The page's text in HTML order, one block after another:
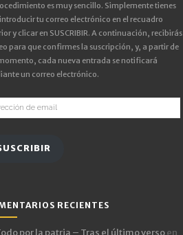
es muy sencillo. Simplemente tienes
tu correo electrónico en el recuadro
y clicar en SUSCRIBIR. A continuación, recibirás
para que confirmes la suscripción, y, a partir de
cada nueva entrada se notificará
un correo electrónico.
RECIENTES
por la patria – Tras el último versoen